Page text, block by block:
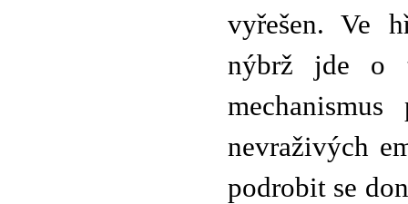
vyřešen. Ve
nýbrž jde o
nevraživých
podrobit se